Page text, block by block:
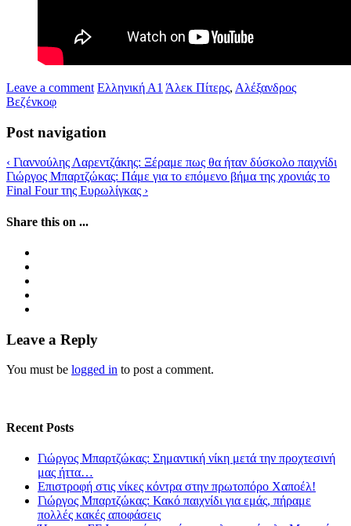
Leave a comment Ελληνική Α1 Άλεκ Πίτερς, Αλέξανδρος
Βεζένκοφ
Post navigation
‹ Γιαννούλης Λαρεντζάκης: Ξέραμε πως θα ήταν δύσκολο παιχνίδι
Γιώργος Μπαρτζώκας: Πάμε για το επόμενο βήμα της χρονιάς το
Final Four της Ευρωλίγκας ›
Share this on ...
Leave a Reply
You must be logged in to post a comment.
Recent Posts
Γιώργος Μπαρτζώκας: Σημαντική νίκη μετά την προχτεσινή
μας ήττα…
Επιστροφή στις νίκες κόντρα στην πρωτοπόρο Χαποέλ!
Γιώργος Μπαρτζώκας: Κακό παιχνίδι για εμάς, πήραμε
πολλές κακές αποφάσεις